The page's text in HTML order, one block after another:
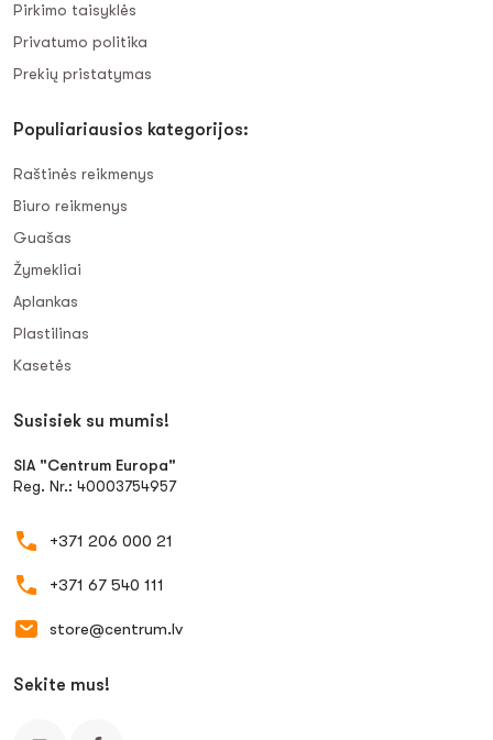
Pirkimo taisyklės
Privatumo politika
Prekių pristatymas
Populiariausios kategorijos:
Raštinės reikmenys
Biuro reikmenys
Guašas
Žymekliai
Aplankas
Plastilinas
Kasetės
Susisiek su mumis!
SIA "Centrum Europa"
Reg. Nr.: 40003754957
+371 206 000 21
+371 67 540 111
store@centrum.lv
Sekite mus!